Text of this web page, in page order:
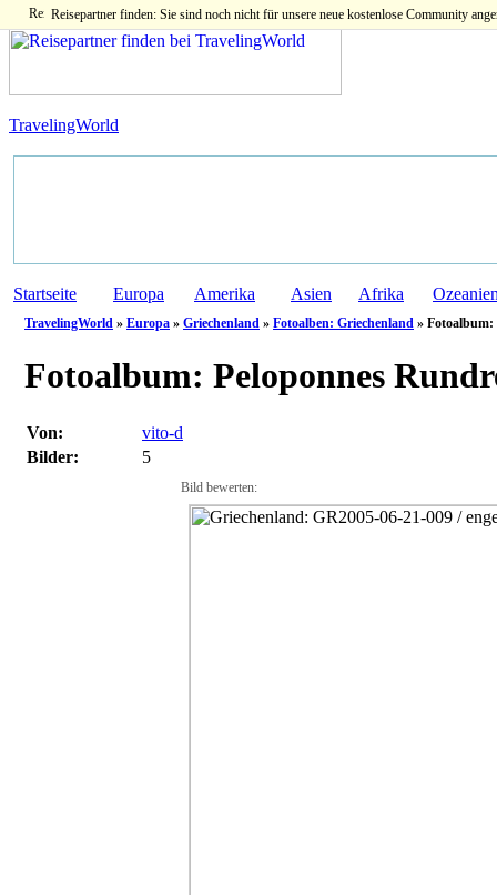
Reisepartner finden: Sie sind noch nicht für unsere neue kostenlose Community
TravelingWorld
Startseite Europa Amerika Asien Afrika
TravelingWorld » Europa » Griechenland » Fotoalben: Griechenland » Fotoalbum:
Fotoalbum: Peloponnes
Von:
vito-d
Bilder:
5
Bild bewerten: